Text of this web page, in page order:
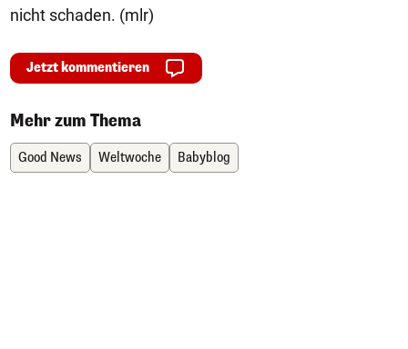
nicht schaden. (mlr)
Jetzt kommentieren
Mehr zum Thema
Good News Weltwoche Babyblog